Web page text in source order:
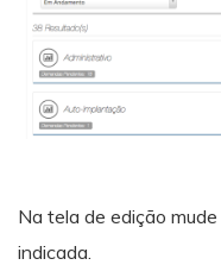
Na tela de edição
indicada.